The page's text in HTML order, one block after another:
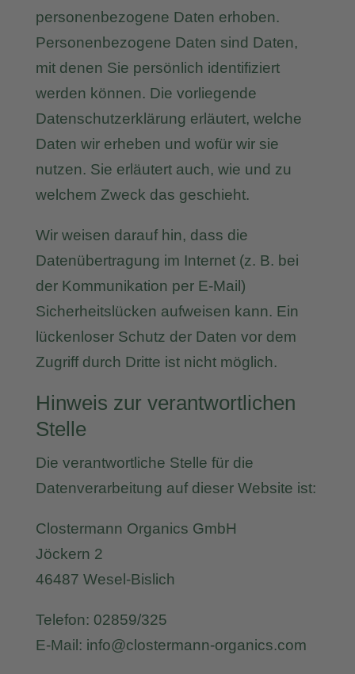
personenbezogene Daten erhoben.
Personenbezogene Daten sind Daten,
mit denen Sie persönlich identifiziert
werden können. Die vorliegende
Datenschutzerklärung erläutert, welche
Daten wir erheben und wofür wir sie
nutzen. Sie erläutert auch, wie und zu
welchem Zweck das geschieht.
Wir weisen darauf hin, dass die
Datenübertragung im Internet (z. B. bei
der Kommunikation per E-Mail)
Sicherheitslücken aufweisen kann. Ein
lückenloser Schutz der Daten vor dem
Zugriff durch Dritte ist nicht möglich.
Hinweis zur verantwortlichen
Stelle
Die verantwortliche Stelle für die
Datenverarbeitung auf dieser Website ist:
Clostermann Organics GmbH
Jöckern 2
46487 Wesel-Bislich
Telefon: 02859/325
E-Mail: info@clostermann-organics.com